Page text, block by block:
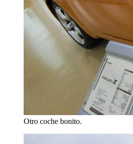
Otro coche bonito.